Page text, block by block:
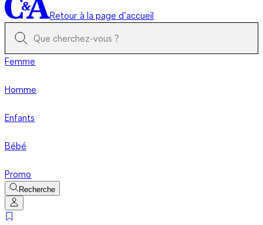
Retour à la page d’accueil
Femme
Homme
Enfants
Bébé
Promo
Recherche